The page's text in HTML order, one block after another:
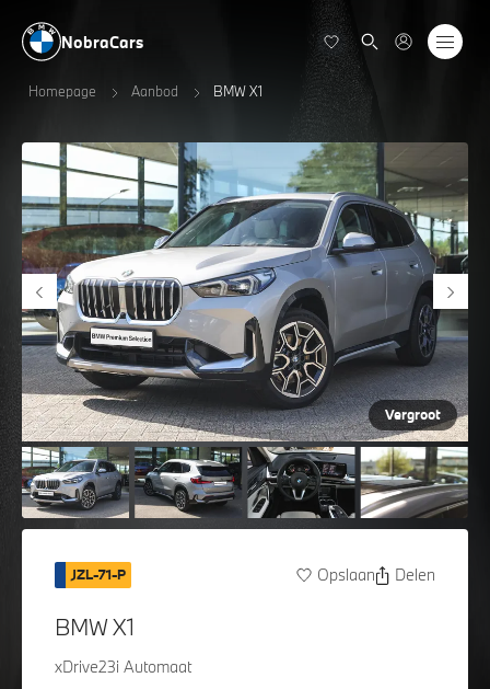
NobraCars
Homepage Aanbod BMW X1
Vergroot
JZL-71-P Opslaan Delen
BMW X1
xDrive23i Automaat